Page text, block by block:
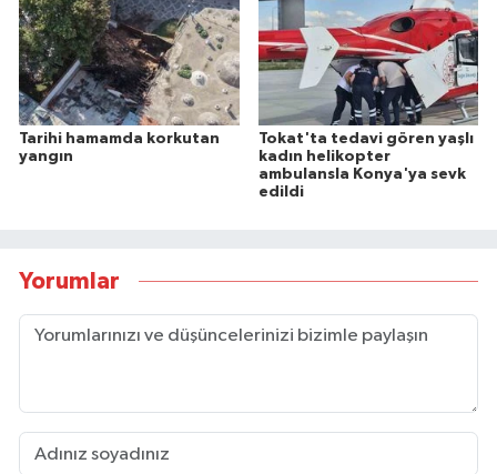
Tarihi hamamda korkutan
yangın
Tokat'ta tedavi gören yaşlı
kadın helikopter
ambulansla Konya'ya sevk
edildi
Yorumlar